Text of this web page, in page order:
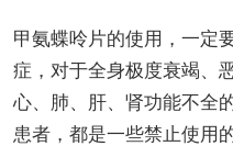
甲氨蝶呤片的使用，一定
症，对于全身极度衰竭、
心、肺、肝、肾功能不全
患者，都是一些禁止使用